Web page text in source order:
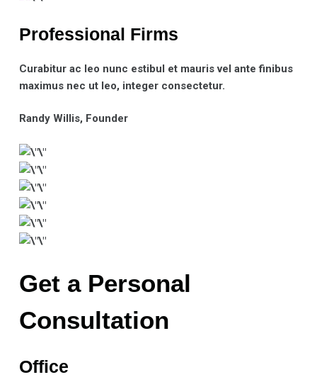
Professional Firms
Curabitur ac leo nunc estibul et mauris vel ante finibus
maximus nec ut leo, integer consectetur.
Randy Willis, Founder
Get a Personal
Consultation
Office